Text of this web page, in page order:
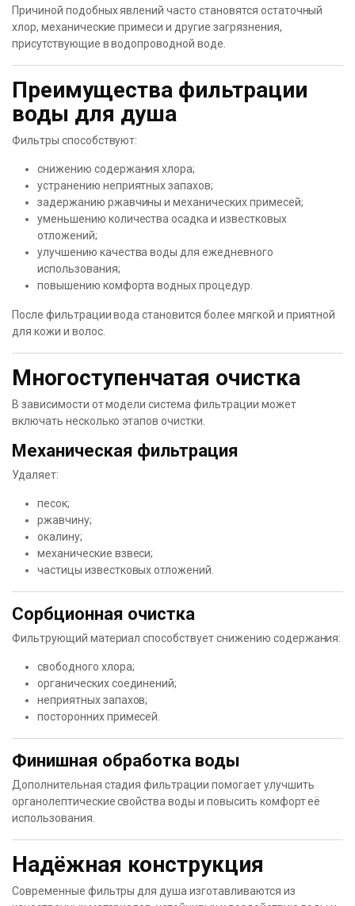
Причиной подобных явлений часто становятся остаточный
хлор, механические примеси и другие загрязнения,
присутствующие в водопроводной воде.
Преимущества фильтрации
воды для душа
Фильтры способствуют:
снижению содержания хлора;
устранению неприятных запахов;
задержанию ржавчины и механических примесей;
уменьшению количества осадка и известковых
отложений;
улучшению качества воды для ежедневного
использования;
повышению комфорта водных процедур.
После фильтрации вода становится более мягкой и приятной
для кожи и волос.
Многоступенчатая очистка
В зависимости от модели система фильтрации может
включать несколько этапов очистки.
Механическая фильтрация
Удаляет:
песок;
ржавчину;
окалину;
механические взвеси;
частицы известковых отложений.
Сорбционная очистка
Фильтрующий материал способствует снижению содержания:
свободного хлора;
органических соединений;
неприятных запахов;
посторонних примесей.
Финишная обработка воды
Дополнительная стадия фильтрации помогает улучшить
органолептические свойства воды и повысить комфорт её
использования.
Надёжная конструкция
Современные фильтры для душа изготавливаются из